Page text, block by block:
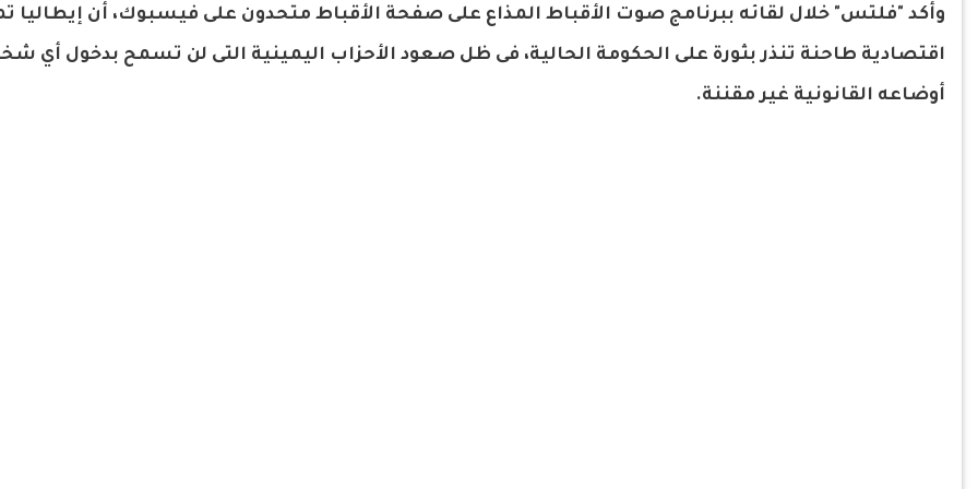
وأكد "فلتس" خلال لقائه ببرنامج صوت الأقباط المذاع على صفحة الأقباط متحدون على فيسبوك، أن إيطاليا
اقتصادية طاحنة تنذر بثورة على الحكومة الحالية، فى ظل صعود الأحزاب اليمينية التى لن تسمح بدخول أي
أوضاعه القانونية غير مقننة.